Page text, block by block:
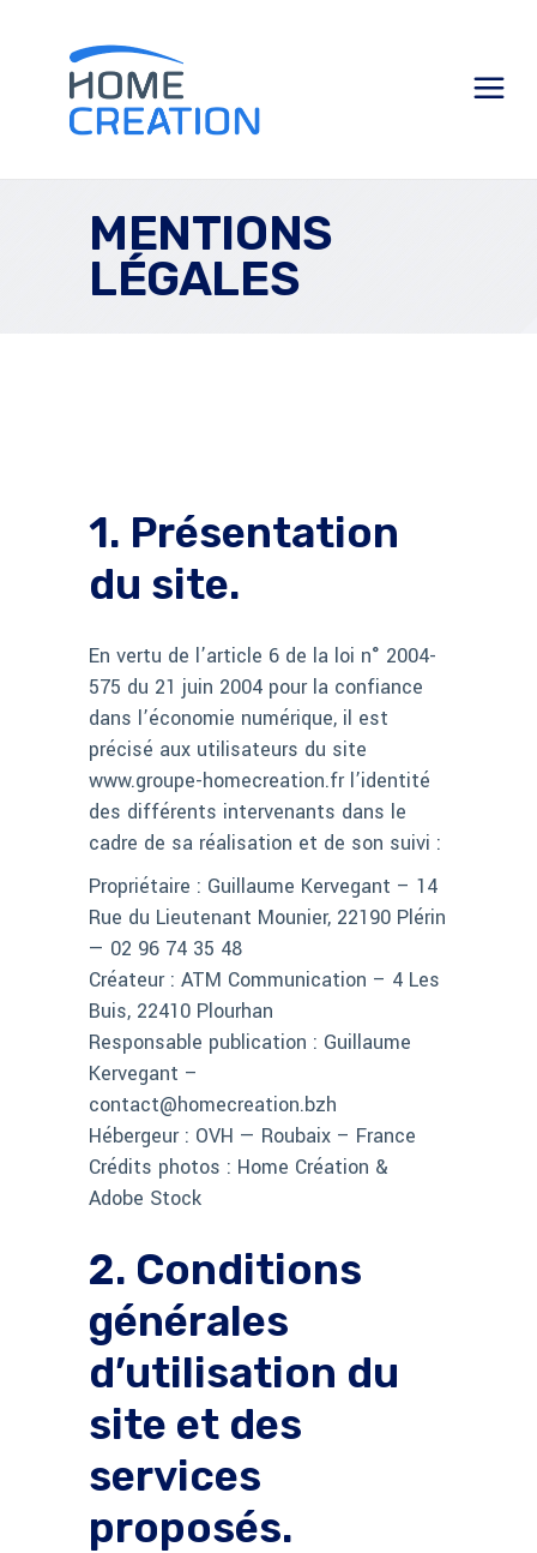
MENTIONS
LÉGALES
1. Présentation
du site.
En vertu de l’article 6 de la loi n° 2004-
575 du 21 juin 2004 pour la confiance
dans l’économie numérique, il est
précisé aux utilisateurs du site
www.groupe-homecreation.fr l’identité
des différents intervenants dans le
cadre de sa réalisation et de son suivi :
Propriétaire : Guillaume Kervegant – 14
Rue du Lieutenant Mounier, 22190 Plérin
— 02 96 74 35 48
Créateur : ATM Communication – 4 Les
Buis, 22410 Plourhan
Responsable publication : Guillaume
Kervegant –
contact@homecreation.bzh
Hébergeur : OVH — Roubaix – France
Crédits photos : Home Création &
Adobe Stock
2. Conditions
générales
d’utilisation du
site et des
services
proposés.